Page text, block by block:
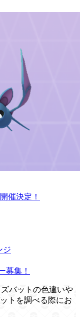
催決定！
ジ
募集！
バットの色違いや
トを調べる際にお